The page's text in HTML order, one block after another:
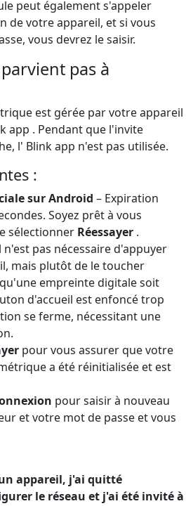
peut également s'appeler
de votre appareil, et si vous
vous devrez le saisir.
pas à
est gérée par votre appareil
app . Pendant que l'invite
l' Blink app n'est pas utilisée.
:
sur Android – Expiration
Soyez prêt à vous
sélectionner Réessayer .
n'est pas nécessaire d'appuyer
mais plutôt de le toucher
empreinte digitale soit
d'accueil est enfoncé trop
se ferme, nécessitant une
pour vous assurer que votre
a été réinitialisée et est
pour saisir à nouveau
et votre mot de passe et vous
appareil, j'ai quitté
le réseau et j'ai été invité à